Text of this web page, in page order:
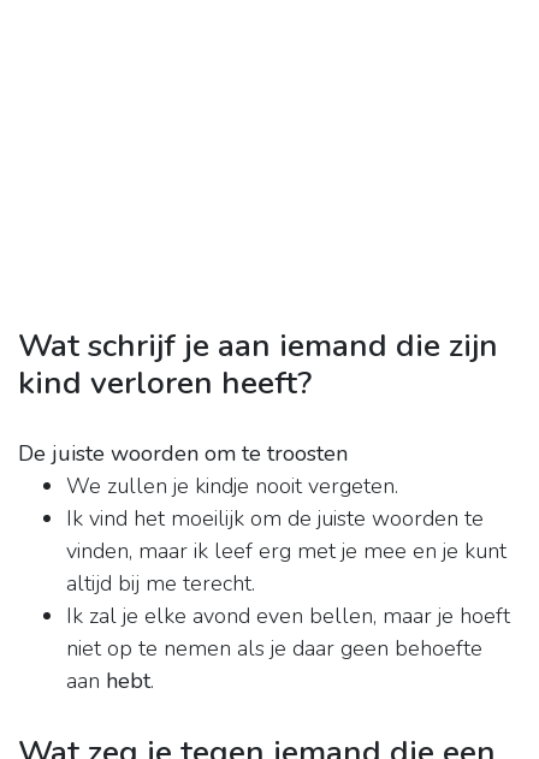
Wat schrijf je aan iemand die zijn
kind verloren heeft?
De juiste woorden om te troosten
We zullen je kindje nooit vergeten.
Ik vind het moeilijk om de juiste woorden te
vinden, maar ik leef erg met je mee en je kunt
altijd bij me terecht.
Ik zal je elke avond even bellen, maar je hoeft
niet op te nemen als je daar geen behoefte
aan hebt.